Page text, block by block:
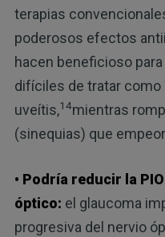
terapias
poderosos efectos
hacen beneficioso
difíciles de tratar
uveítis,14mientras
(sinequias) que
• Podría reducir la
óptico: el glaucoma
progresiva del nervio